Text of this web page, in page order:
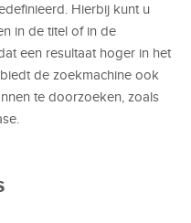
Hierbij kunt u
in de titel of in de
een resultaat hoger in het
de zoekmachine ook
te doorzoeken, zoals